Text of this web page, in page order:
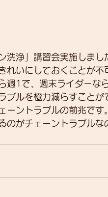
洗浄」講習会実施しまし
れいにしておくことが不
週1で、週末ライダーな
ブルを極力減らすこと
ーントラブルの前兆で
のがチェーントラブルな